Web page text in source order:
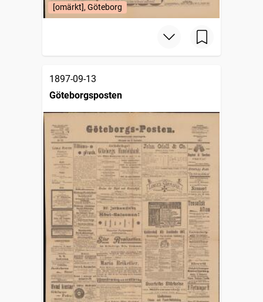
[omärkt], Göteborg
1897-09-13
Göteborgsposten